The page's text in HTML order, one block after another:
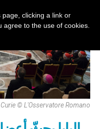
© L'Osservatore Romano
page, clicking a link or
to the use of cookies.